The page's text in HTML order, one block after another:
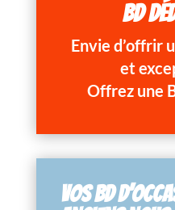
BD
Envie d’offrir
et
Offrez une
VOS BD